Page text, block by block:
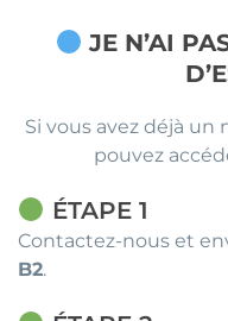
JE N’AI
Si vous avez déjà un
pouvez
ÉTAPE 1
Contactez-nous et
B2.